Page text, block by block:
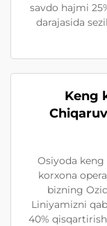
savdo hajmi
darajasida
Keng
Osiyoda
korxona
bizning
Liniyamizni
40%